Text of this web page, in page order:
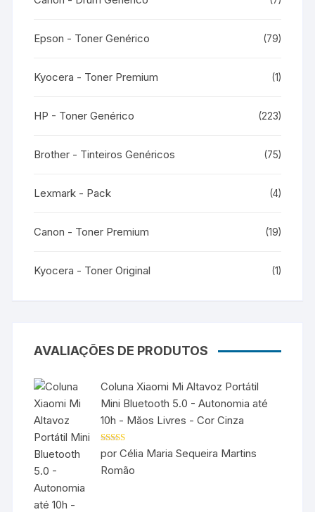
Epson - Toner Genérico (79)
Kyocera - Toner Premium (1)
HP - Toner Genérico (223)
Brother - Tinteiros Genéricos (75)
Lexmark - Pack (4)
Canon - Toner Premium (19)
Kyocera - Toner Original (1)
AVALIAÇÕES DE PRODUTOS
Coluna Xiaomi Mi Altavoz Portátil
Mini Bluetooth 5.0 - Autonomia até
10h - Mãos Livres - Cor Cinza
Avaliação5
de 5
por Célia Maria Sequeira Martins
Romão